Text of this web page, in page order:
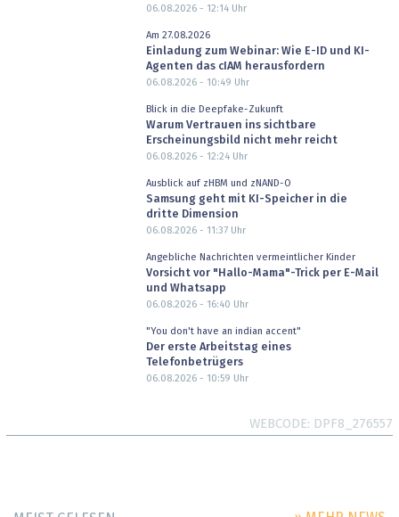
06.08.2026 - 12:14Uhr
Am 27.08.2026
Einladung zum Webinar: Wie E-ID und KI-
Agenten das cIAM herausfordern
06.08.2026 - 10:49 Uhr
Blick in die Deepfake-Zukunft
Warum Vertrauen ins sichtbare
Erscheinungsbild nicht mehr reicht
06.08.2026 - 12:24Uhr
Ausblick auf zHBM und zNAND-O
Samsung geht mit KI-Speicher in die
dritte Dimension
06.08.2026 - 11:37Uhr
Angebliche Nachrichten vermeintlicher Kinder
Vorsicht vor "Hallo-Mama"-Trick per E-Mail
und Whatsapp
06.08.2026 - 16:40 Uhr
"You don't have an indian accent"
Der erste Arbeitstag eines
Telefonbetrügers
06.08.2026 - 10:59 Uhr
WEBCODE DPF8_276557